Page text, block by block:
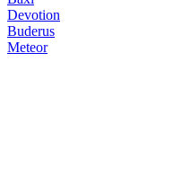
Devotion
Buderus
Meteor